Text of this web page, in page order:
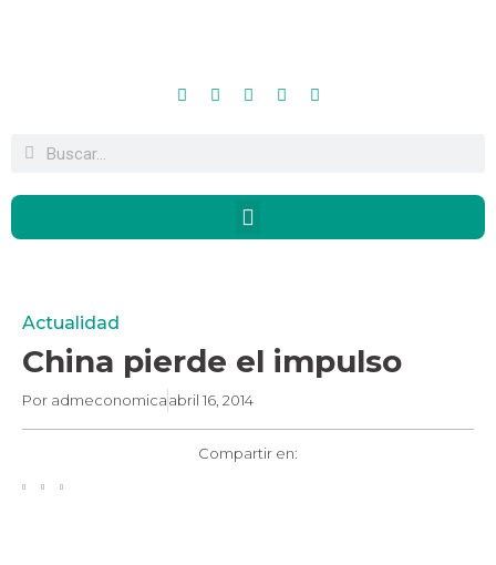
Actualidad
China pierde el impulso
Por admeconomicaabril 16, 2014
Compartir en: